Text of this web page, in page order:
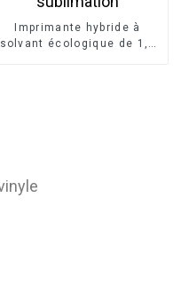
Imprimante hybride à
solvant écologique de 1,8